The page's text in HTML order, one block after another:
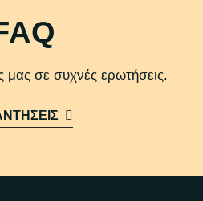
μας σε συχνές ερωτήσεις.